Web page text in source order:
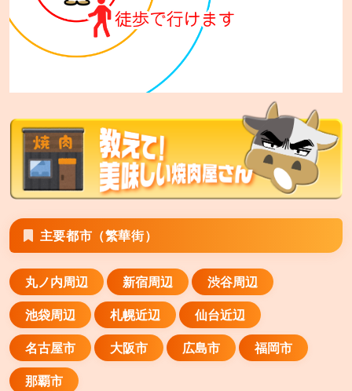
主要都市（繁華街）
丸ノ内周辺 新宿周辺
渋谷周辺
池袋周辺
札幌近辺
仙台近辺
名古屋市
大阪市 広島市
福岡市
那覇市